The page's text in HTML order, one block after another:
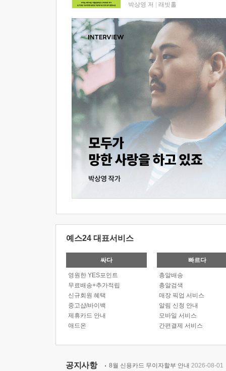
박상영 저 래빗홀
예스24 대표서비스
싸다
영원한 YES포인트
무료배송+추가적립
신규회원 혜택
중고샵/바이백
제휴카드 안내
애드온
빠르다
총알배송
총알검색
매장 픽업 서비스
알림 신청 안내
모바일 서비스
간편결제 서비스
공지사항 8월 신용카드 무이자할부 안내 2026-08-01